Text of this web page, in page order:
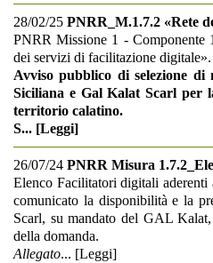
28/02/25 PNRR_M.1.7.2 «Rete
PNRR Missione 1 - Componente
dei servizi di facilitazione digitale».
Avviso pubblico di selezione di
Siciliana e Gal Kalat Scarl per
territorio calatino.
S... [Leggi]
26/07/24 PNRR Misura
Elenco Facilitatori digitali
comunicato la disponibilità e la
Scarl, su mandato del GAL
della domanda.
Allegato... [Leggi]